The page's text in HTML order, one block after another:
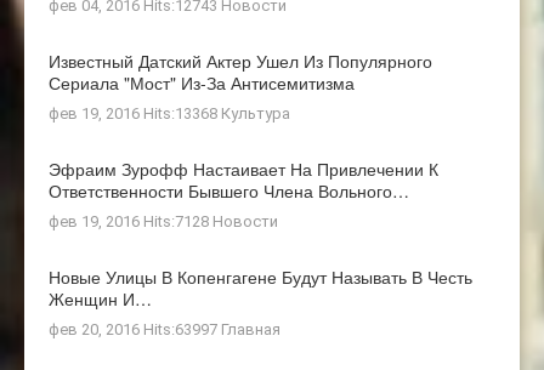
фев 04, 2016 Hits:12743 Новости
Известный Датский Актер Ушел Из Популярного
Сериала "Мост" Из-За Антисемитизма
фев 19, 2016 Hits:13368 Культура
Эфраим Зурофф Настаивает На Привлечении К
Ответственности Бывшего Члена Вольного…
фев 19, 2016 Hits:7128 Новости
Новые Улицы В Копенгагене Будут Называть В Честь
Женщин И…
фев 20, 2016 Hits:63997 Главная